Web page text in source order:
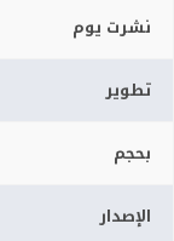
نشرت يوم
تطوير
بحجم
الإصدار